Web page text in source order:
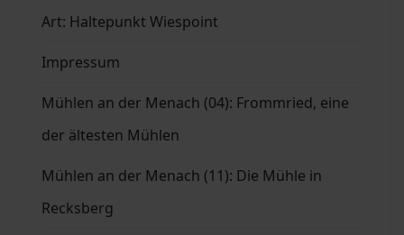
Art: Haltepunkt Wiespoint
Impressum
Mühlen an der Menach (04): Frommried, eine
der ältesten Mühlen
Mühlen an der Menach (11): Die Mühle in
Recksberg